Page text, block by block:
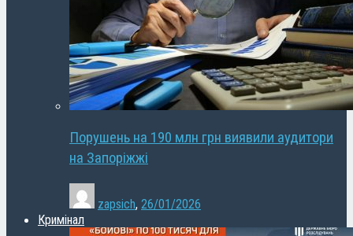
Порушень на 190 млн грн виявили аудитори
на Запоріжжі
zapsich, 26/01/2026
Кримінал